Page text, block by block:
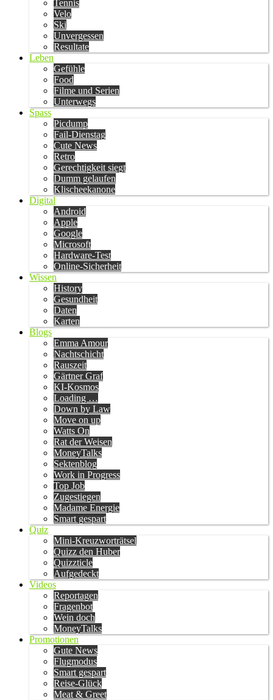
Tennis
Velo
Ski
Unvergessen
Resultate
Leben
Gefühle
Food
Filme und Serien
Unterwegs
Spass
Picdump
Fail-Dienstag
Cute News
Retro
Gerechtigkeit siegt
Dumm gelaufen
Klischeekanone
Digital
Android
Apple
Google
Microsoft
Hardware-Test
Online-Sicherheit
Wissen
History
Gesundheit
Daten
Karten
Blogs
Emma Amour
Nachtschicht
Rauszeit
Gärtner Graf
KI-Kosmos
Loading …
Down by Law
Move on up
Watts On
Rat der Weisen
MoneyTalks
Sektenblog
Work in Progress
Top Job
Zugestiegen
Madame Energie
Smart gespart
Quiz
Mini-Kreuzworträtsel
Quizz den Huber
Quizzticle
Aufgedeckt
Videos
Reportagen
Fragenbot
Wein doch
MoneyTalks
Promotionen
Gute News
Flugmodus
Smart gespart
Reise-Glück
Meat & Greet